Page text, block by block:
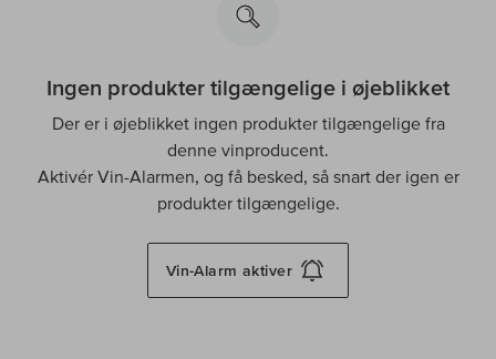
Ingen produkter tilgængelige i øjeblikket
Der er i øjeblikket ingen produkter tilgængelige fra
denne vinproducent.
Aktivér Vin-Alarmen, og få besked, så snart der igen er
produkter tilgængelige.
Vin-Alarm aktiver